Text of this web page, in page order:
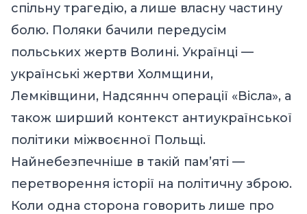
спільну трагедію, а лише власну частину
болю. Поляки бачили передусім
польських жертв Волині. Українці —
українські жертви Холмщини,
Лемківщини, Надсяннч операції «Вісла», а
також ширший контекст антиукраїнської
політики міжвоєнної Польщі.
Найнебезпечніше в такій пам’яті —
перетворення історії на політичну зброю.
Коли одна сторона говорить лише про